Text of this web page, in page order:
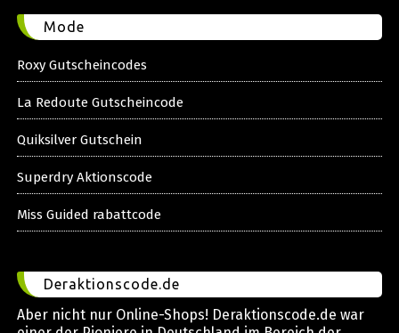
Mode
Roxy Gutscheincodes
La Redoute Gutscheincode
Quiksilver Gutschein
Superdry Aktionscode
Miss Guided rabattcode
Deraktionscode.de
Aber nicht nur Online-Shops! Deraktionscode.de war